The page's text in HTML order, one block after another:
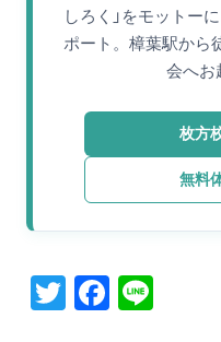
しろく」をモットー
ポート。樟葉駅から
会へお
枚方
無料
T
F